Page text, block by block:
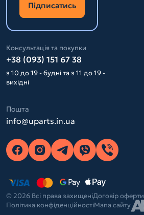
Підписатись
Консультація та покупки
+38 (093) 151 67 38
з 10 до 19 - будні та з 11 до 19 -
вихідні
Пошта
info@uparts.in.ua
© 2026 Всі права захищеніДоговір оферти
Політика конфіденційностіМапа сайту